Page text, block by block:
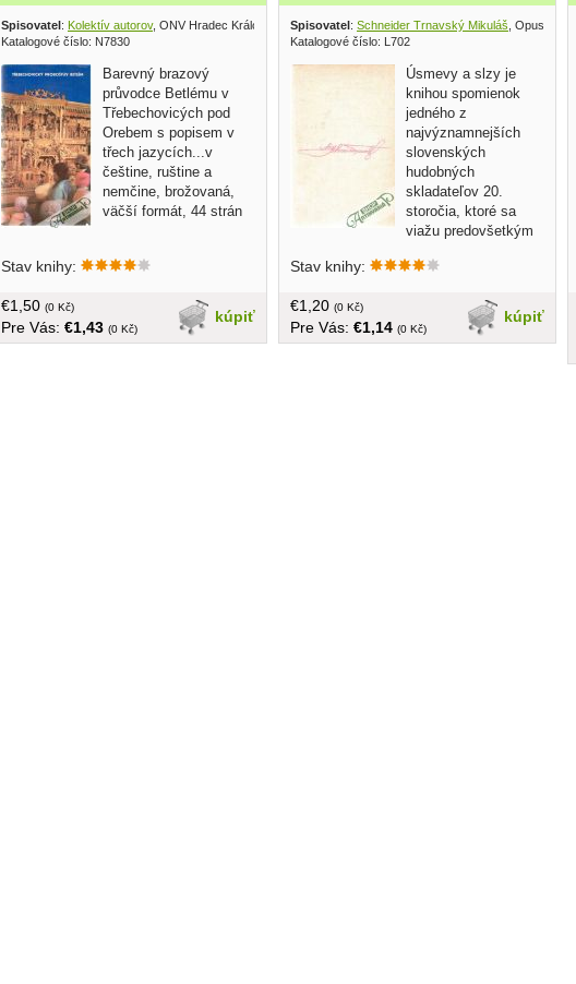
Spisovatel: Kolektív autorov, ONV Hradec Králové ?
Katalogové číslo: N7830
Barevný brazový
průvodce Betlému v
Třebechovicých pod
Orebem s popisem v
třech jazycích...v
češtine, ruštine a
nemčine, brožovaná,
väčší formát, 44 strán
Stav knihy:
kúpiť
€1,50 (0 Kč)
Pre Vás: €1,43 (0 Kč)
Spisovatel: Schneider Trnavský Mikuláš , Opus 1981
Katalogové číslo: L702
Úsmevy a slzy je
knihou spomienok
jedného z
najvýznamnejších
slovenských
hudobných
skladateľov 20.
storočia, ktoré sa
viažu predovšetkým
miestam jeho pôsobenia... bez obalu,
Stav knihy:
kúpiť
€1,20 (0 Kč)
Pre Vás: €1,14 (0 Kč)